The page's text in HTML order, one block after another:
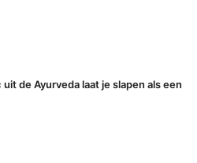
de Ayurveda laat je slapen als een